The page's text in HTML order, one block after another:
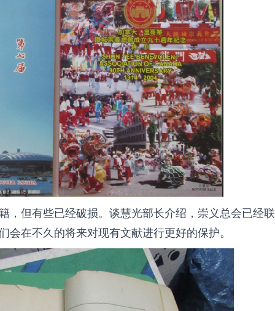
，但有些已经破损。谈慧光部长介绍，崇义总会已经
在不久的将来对现有文献进行更好的保护。